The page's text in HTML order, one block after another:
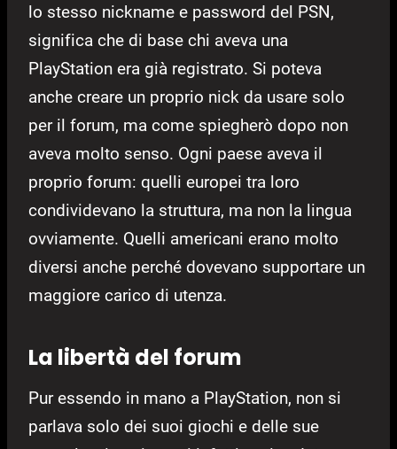
lo stesso nickname e password del PSN,
significa che di base chi aveva una
PlayStation era già registrato. Si poteva
anche creare un proprio nick da usare solo
per il forum, ma come spiegherò dopo non
aveva molto senso. Ogni paese aveva il
proprio forum: quelli europei tra loro
condividevano la struttura, ma non la lingua
ovviamente. Quelli americani erano molto
diversi anche perché dovevano supportare un
maggiore carico di utenza.
La libertà del forum
Pur essendo in mano a PlayStation, non si
parlava solo dei suoi giochi e delle sue